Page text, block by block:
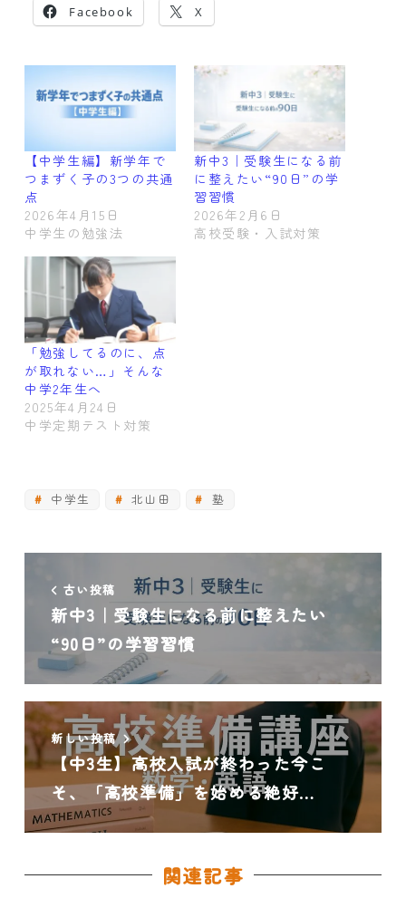
Facebook X
【中学生編】新学年で
つまずく子の3つの共通
点
2026年4月15日
中学生の勉強法
新中3｜受験生になる前
に整えたい“90日”の学
習習慣
2026年2月6日
高校受験・入試対策
「勉強してるのに、点
が取れない…」そんな
中学2年生へ
2025年4月24日
中学定期テスト対策
中学生 北山田 塾
古い投稿
新中3｜受験生になる前に整えたい
“90日”の学習習慣
新しい投稿
【中3生】高校入試が終わった今こ
そ、「高校準備」を始める絶好…
関連記事